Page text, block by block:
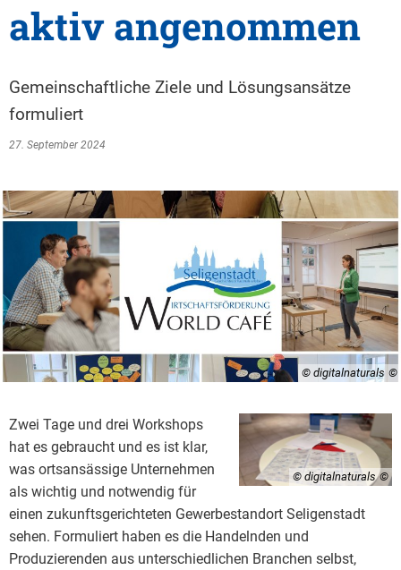
aktiv angenommen
Gemeinschaftliche Ziele und Lösungsansätze
formuliert
27. September 2024
© digitalnaturals
© digitalnaturals
Zwei Tage und drei Workshops
hat es gebraucht und es ist klar,
was ortsansässige Unternehmen
als wichtig und notwendig für
einen zukunftsgerichteten Gewerbestandort Seligenstadt
sehen. Formuliert haben es die Handelnden und
Produzierenden aus unterschiedlichen Branchen selbst,